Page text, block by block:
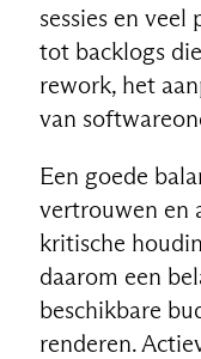
sessies en
tot backlogs
rework, het
van
Een goede
vertrouwen en
kritische
daarom een
beschikbare
renderen.